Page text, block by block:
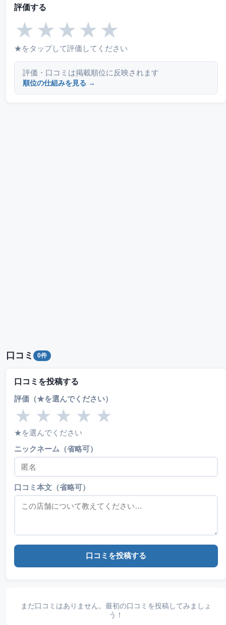
評価する
★ ★ ★ ★ ★
★をタップして評価してください
評価・口コミは掲載順位に反映されます
順位の仕組みを見る →
口コミ 0件
口コミを投稿する
評価（★を選んでください）
★ ★ ★ ★ ★
★を選んでください
ニックネーム（省略可）
口コミ本文（省略可）
口コミを投稿する
まだ口コミはありません。最初の口コミを投稿してみましょ
う！